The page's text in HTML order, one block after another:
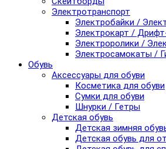
Электротранспорт
Электробайки /
Электрокарт /
Электроролики /
Электросамокаты /
Обувь
Аксессуары для обуви
Косметика для обуви
Сумки для обуви
Шнурки / Гетры
Детская обувь
Детская зимняя
Детская обувь для